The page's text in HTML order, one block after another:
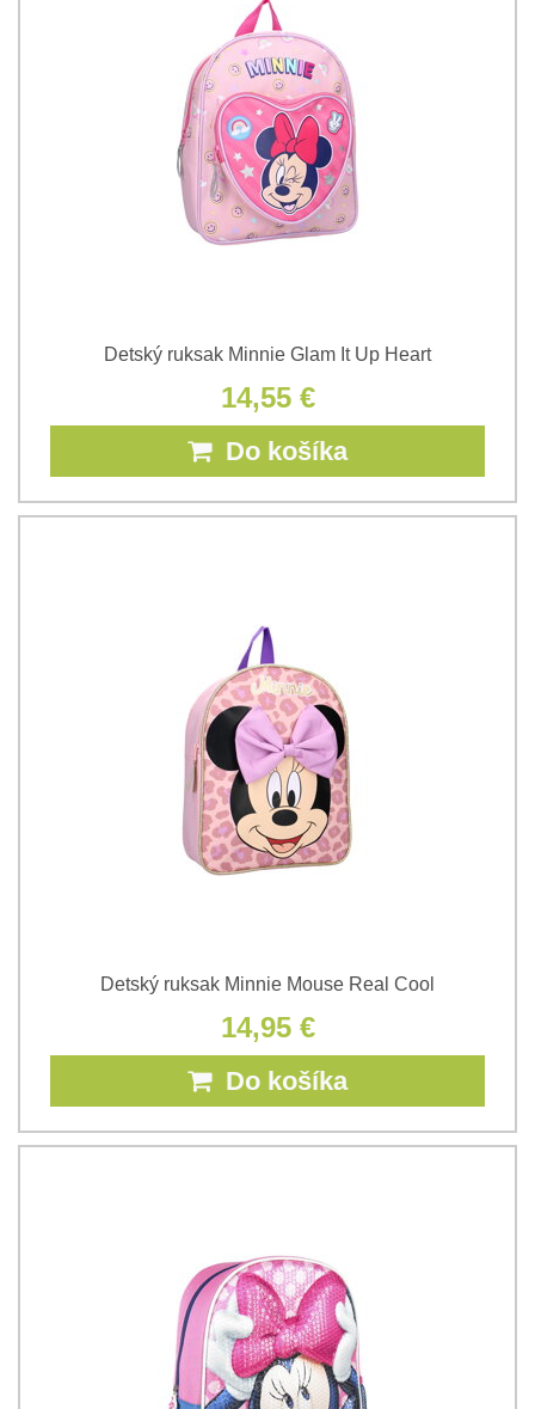
Detský ruksak Minnie Glam It Up Heart
14,55 €
Do košíka
Detský ruksak Minnie Mouse Real Cool
14,95 €
Do košíka